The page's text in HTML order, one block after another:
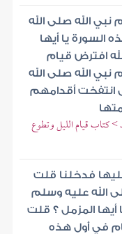
نبي الله صلى الله
السورة يا أيها
افترض قيام
نبي الله صلى الله
انتفخت أقدامهم
كتاب قيام الليل وتطوع
فدخلنا قلت
الله عليه وسلم
أيها المزمل ؟ قلت
في أول هذه